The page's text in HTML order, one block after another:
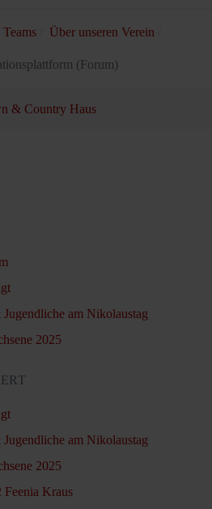
Teams Über unseren Verein
(Forum)
am Nikolaustag
2025
am Nikolaustag
2025
Feenia Kraus